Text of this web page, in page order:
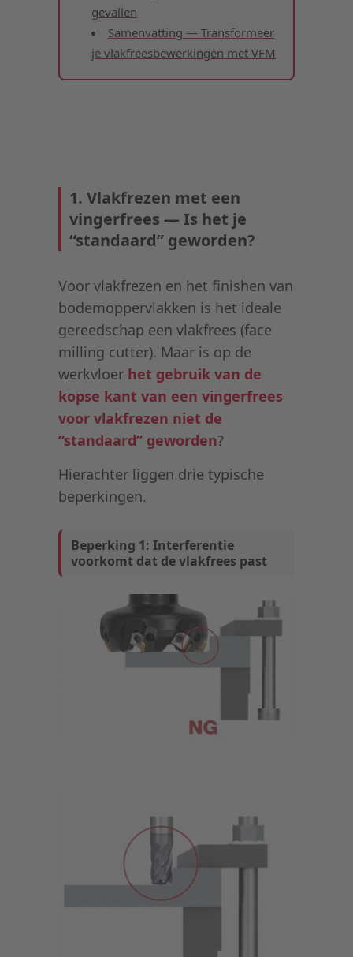
gevallen
Samenvatting — Transformeer
je vlakfreesbewerkingen met VFM
1. Vlakfrezen met een
vingerfrees — Is het je
“standaard” geworden?
Voor vlakfrezen en het finishen van
bodemoppervlakken is het ideale
gereedschap een vlakfrees (face
milling cutter). Maar is op de
werkvloer het gebruik van de
kopse kant van een vingerfrees
voor vlakfrezen niet de
“standaard” geworden?
Hierachter liggen drie typische
beperkingen.
Beperking 1: Interferentie
voorkomt dat de vlakfrees past